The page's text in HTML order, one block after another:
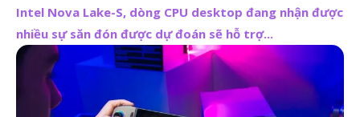
Intel Nova Lake-S, dòng CPU desktop đang nhận được
nhiều sự săn đón được dự đoán sẽ hỗ trợ...